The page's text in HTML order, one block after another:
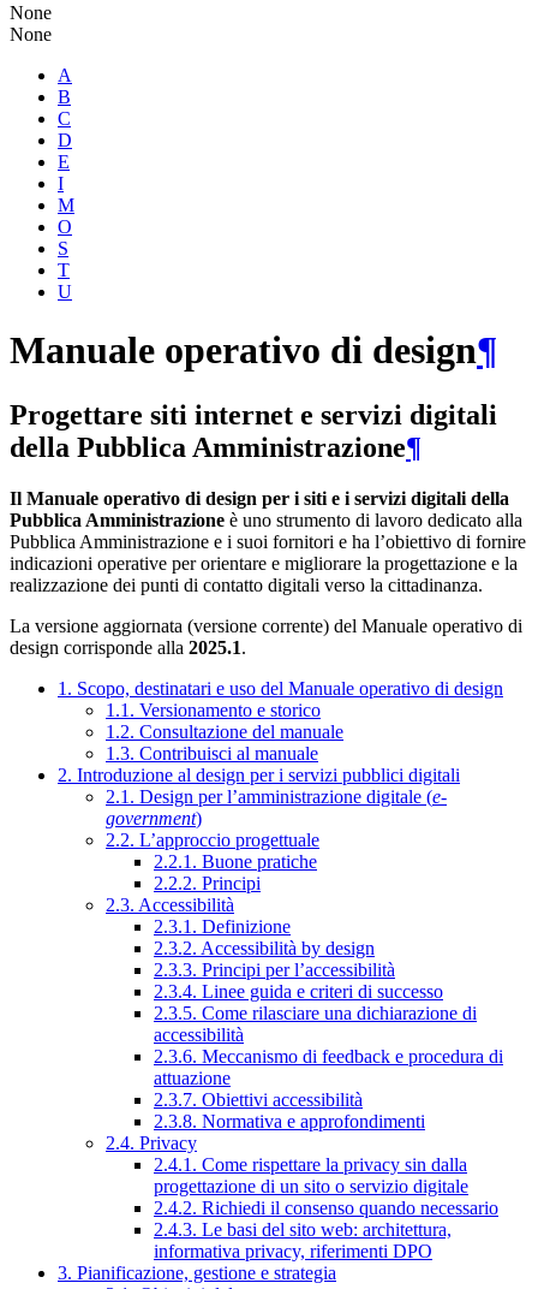
None
None
A
B
C
D
E
I
M
O
S
T
U
Manuale operativo di design¶
Progettare siti internet e servizi digitali
della Pubblica Amministrazione¶
Il Manuale operativo di design per i siti e i servizi digitali della
Pubblica Amministrazione è uno strumento di lavoro dedicato alla
Pubblica Amministrazione e i suoi fornitori e ha l’obiettivo di fornire
indicazioni operative per orientare e migliorare la progettazione e la
realizzazione dei punti di contatto digitali verso la cittadinanza.
La versione aggiornata (versione corrente) del Manuale operativo di
design corrisponde alla 2025.1.
1. Scopo, destinatari e uso del Manuale operativo di design
1.1. Versionamento e storico
1.2. Consultazione del manuale
1.3. Contribuisci al manuale
2. Introduzione al design per i servizi pubblici digitali
2.1. Design per l’amministrazione digitale (e-
government)
2.2. L’approccio progettuale
2.2.1. Buone pratiche
2.2.2. Principi
2.3. Accessibilità
2.3.1. Definizione
2.3.2. Accessibilità by design
2.3.3. Principi per l’accessibilità
2.3.4. Linee guida e criteri di successo
2.3.5. Come rilasciare una dichiarazione di
accessibilità
2.3.6. Meccanismo di feedback e procedura di
attuazione
2.3.7. Obiettivi accessibilità
2.3.8. Normativa e approfondimenti
2.4. Privacy
2.4.1. Come rispettare la privacy sin dalla
progettazione di un sito o servizio digitale
2.4.2. Richiedi il consenso quando necessario
2.4.3. Le basi del sito web: architettura,
informativa privacy, riferimenti DPO
3. Pianificazione, gestione e strategia